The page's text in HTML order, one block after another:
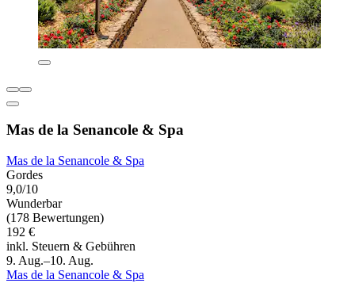
Mas de la Senancole & Spa
Mas de la Senancole & Spa
Gordes
9,0/10
Wunderbar
(178 Bewertungen)
192 €
inkl. Steuern & Gebühren
9. Aug.–10. Aug.
Mas de la Senancole & Spa